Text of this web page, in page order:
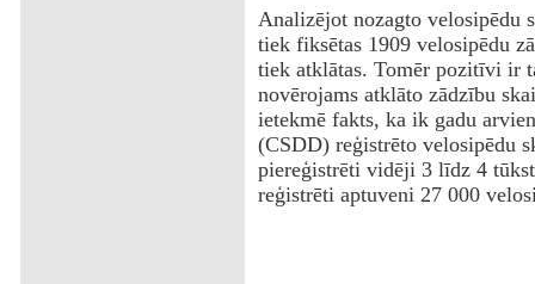
Analizējot nozagto velosipēdu
tiek fiksētas 1909 velosipēdu
tiek atklātas. Tomēr pozitīvi ir
novērojams atklāto zādzību
ietekmē fakts, ka ik gadu
(CSDD) reģistrēto velosipēdu
piereģistrēti vidēji 3 līdz 4
reģistrēti aptuveni 27 000